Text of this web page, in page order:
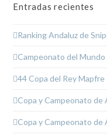
Entradas recientes
Ranking Andaluz de
Campeonato del Mundo
44 Copa del Rey Mapfre
Copa y Campeonato de
Copa y Campeonato de